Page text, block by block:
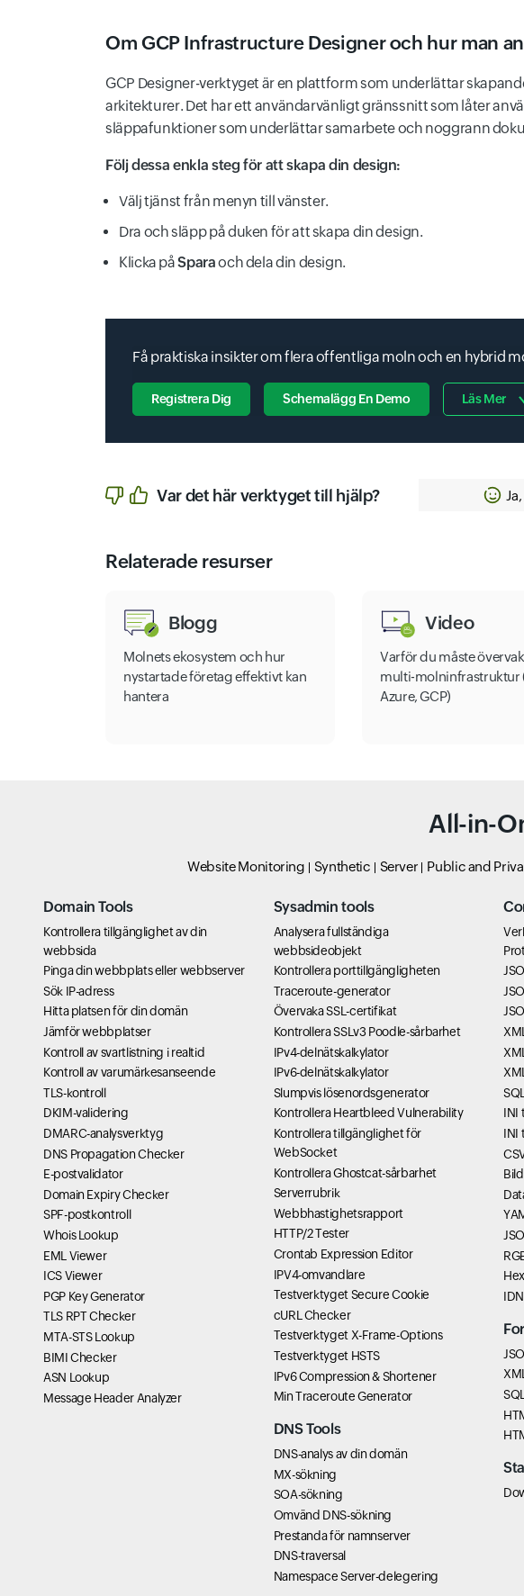
Dataprep
Dataproc
Ai Hub
Ai Platform
Om GCP Infrastructure Designer och hur man
GCP Designer-verktyget är en plattform som underlättar
arkitekturer. Det har ett användarvänligt gränssnitt som låter
släppafunktioner som underlättar samarbete och noggrann
Följ dessa enkla steg för att skapa din design:
Välj tjänst från menyn till vänster.
Dra och släpp på duken för att skapa din design.
Klicka påSparaoch dela din design.
Få praktiska insikter om flera offentliga moln och en hybrid
Registrera Dig Schemalägg En Demo Läs Mer
Var det här verktyget till hjälp?
Relaterade resurser
Blogg
Molnets ekosystem och hur
nystartade företag effektivt kan
hantera
Video
Varför du måste
multi-molninfrastruktur
Azure, GCP)
All-in-
Website Monitoring Synthetic Server Public and
Domain Tools
Kontrollera tillgänglighet av din
webbsida
Pinga din webbplats eller webbserver
Sök IP-adress
Hitta platsen för din domän
Jämför webbplatser
Kontroll av svartlistning i realtid
Kontroll av varumärkesanseende
TLS-kontroll
DKIM-validering
DMARC-analysverktyg
DNS Propagation Checker
E-postvalidator
Domain Expiry Checker
SPF-postkontroll
Whois Lookup
EML Viewer
ICS Viewer
PGP Key Generator
TLS RPT Checker
MTA-STS Lookup
BIMI Checker
ASN Lookup
Message Header Analyzer
Sysadmin tools
Analysera fullständiga
webbsideobjekt
Kontrollera porttillgängligheten
Traceroute-generator
Övervaka SSL-certifikat
Kontrollera SSLv3 Poodle-sårbarhet
IPv4-delnätskalkylator
IPv6-delnätskalkylator
Slumpvis lösenordsgenerator
Kontrollera Heartbleed Vulnerability
Kontrollera tillgänglighet för
WebSocket
Kontrollera Ghostcat-sårbarhet
Serverrubrik
Webbhastighetsrapport
HTTP/2 Tester
Crontab Expression Editor
IPV4-omvandlare
Testverktyget Secure Cookie
cURL Checker
Testverktyget X-Frame-Options
Testverktyget HSTS
IPv6 Compression & Shortener
Min Traceroute Generator
DNS Tools
DNS-analys av din domän
MX-sökning
SOA-sökning
Omvänd DNS-sökning
Prestanda för namnserver
DNS-traversal
Namespace Server-delegering
INI
INI